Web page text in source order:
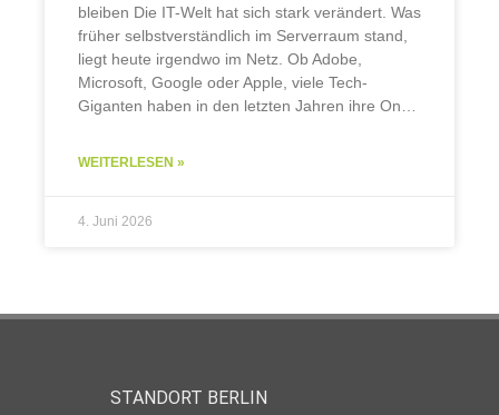
bleiben Die IT-Welt hat sich stark verändert. Was
früher selbstverständlich im Serverraum stand,
liegt heute irgendwo im Netz. Ob Adobe,
Microsoft, Google oder Apple, viele Tech-
Giganten haben in den letzten Jahren ihre On-
selbstbestimmtem Betrieb auf dem eigenen
WEITERLESEN »
4. Juni 2026
STANDORT BERLIN